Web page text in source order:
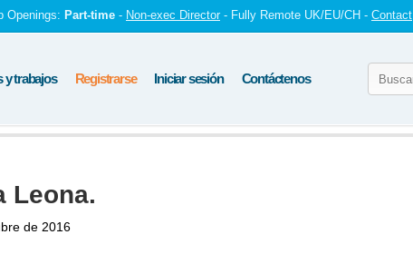
Openings: Part-time - Non-exec Director - Fully Remote UK/EU/CH - Contact
y trabajos Registrarse Iniciar sesión Contáctenos
Leona.
de 2016